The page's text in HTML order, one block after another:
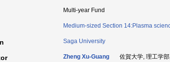
Multi-year Fund
Medium-sized Section 14:Plasma
Saga University
Zheng Xu-Guang 佐賀大学, 理工学